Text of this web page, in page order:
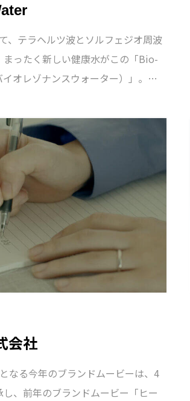
、テラヘルツ波とソルフェジオ周波
ったく新しい健康水がこの「Bio-
オレゾナンスウォーター）」。振
しましたが、一般消費者にも商品
りやすく伝わるよう、すべての原稿
写真・図解などを用いて表現。商品
波数」が伝わるようデザインしま
会社
なる今年のブランドムービーは、4
、前年のブランドムービー「ヒー